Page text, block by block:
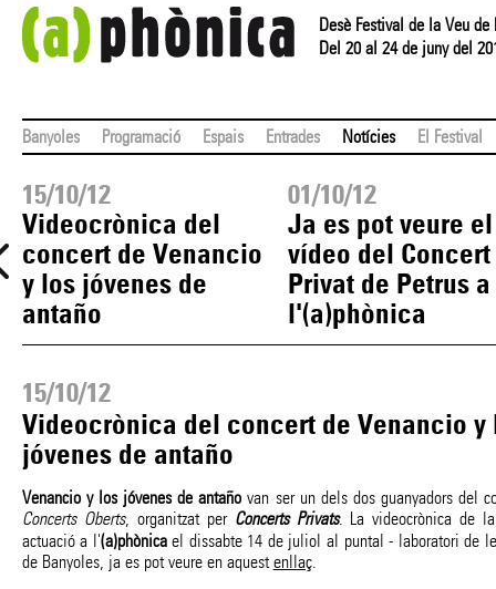
Desè Festival de la Veu de
Del 20 al 24 de juny del
Banyoles Programació Espais Entrades Notícies El Festival
15/10/12
Videocrònica del
concert de Venancio
y los jóvenes de
antaño
01/10/12
Ja es pot veure el
vídeo del Concert
Privat de Petrus a
l'(a)phònica
15/10/12
Videocrònica del concert de Venancio y
jóvenes de antaño
Venancio y los jóvenes de antaño van ser un dels dos guanyadors del
Concerts Oberts, organitzat per Concerts Privats. La videocrònica de
actuació a l'(a)phònicael dissabte 14 de juliol al puntal - laboratori de
de Banyoles, ja es pot veure en aquestenllaç.